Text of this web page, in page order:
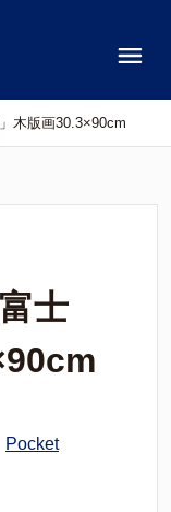
木版画30.3×90cm
士
Pocket